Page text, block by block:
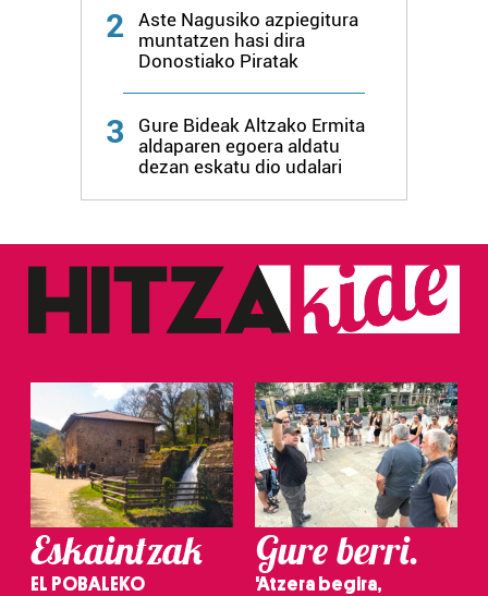
erabiltzen dituen hauta dezakezu.
Bazkide batzuek ez dizute baimenik eskatzen, eta beren
interes komertzial legitimoetan babesten dira. Ikusi gure
bazkideen zerrenda, beren ustez zein helburutarako
duten interes legitimoa eta horren aurka nola egin
dezakezun ikusteko.
datuen atalean. Edozein unetan alda edo ken dezakezu
zure baimena Cookieen adierazpenean.
fitxategiak erabiltzen ditu. Zure esperientzia eta
zerbitzuak hobetzeko asmoz, cookie teknologiaz
baliatzen gara. Ohar hau onartuz gero, teknologia hori
erabiltzeko baimen esplizitua ematen diguzu.
Gehiago
irakurri
2
Aste Nagusiko azpiegitura
muntatzen hasi dira
Donostiako Piratak
3
Gure Bideak Altzako Ermita
aldaparen egoera aldatu
dezan eskatu dio udalari
Eskaintzak
EL POBALEKO
Gure berri.
'Atzera begira,